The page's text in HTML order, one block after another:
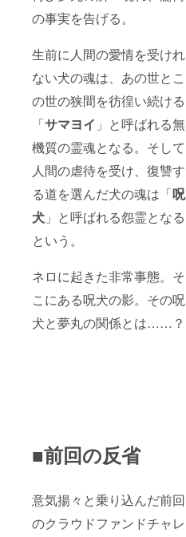
の事実を告げる。
生前に人間の愛情を受けれ
ない犬の魂は、あの世とこ
の世の狭間を彷徨い続ける
「サマヨイ 」と呼ばれる無
機質の霊魂となる。そして
人間の虐待を受け、復讐す
る道を選んだ犬の魂は「呪
犬 」と呼ばれる怨霊となる
という。
ネロに起きた非常事態。そ
こにある呪犬の影。その呪
犬と夢丸の関係とは……？
■前回の反省
意気揚々と乗り込んだ前回
のクラウドファンドチャレ